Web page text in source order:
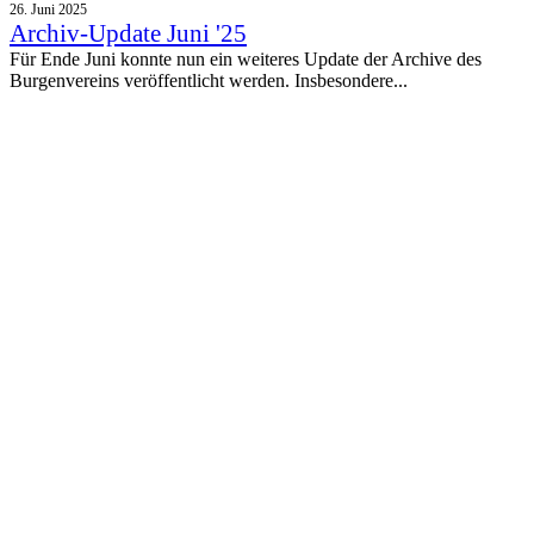
26. Juni 2025
Archiv-Update Juni '25
Für Ende Juni konnte nun ein weiteres Update der Archive des
Burgenvereins veröffentlicht werden. Insbesondere...